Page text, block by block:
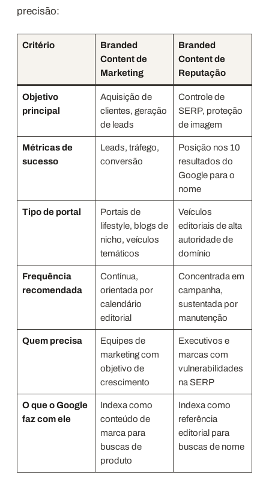
precisão:
Critério
Branded
Content de
Marketing
Branded
Content de
Reputação
Objetivo
principal
Aquisição de
clientes, geração
de leads
Controle de
SERP, proteção
de imagem
Métricas de
sucesso
Leads, tráfego,
conversão
Posição nos 10
resultados do
Google para o
nome
Tipo de portal
Portais de
lifestyle, blogs de
nicho, veículos
temáticos
Veículos
editoriais de alta
autoridade de
domínio
Frequência
recomendada
Contínua,
orientada por
calendário
editorial
Concentrada em
campanha,
sustentada por
manutenção
Quem precisa
Equipes de
marketing com
objetivo de
crescimento
Executivos e
marcas com
vulnerabilidades
na SERP
O que o Google
faz com ele
Indexa como
conteúdo de
marca para
buscas de
produto
Indexa como
referência
editorial para
buscas de nome